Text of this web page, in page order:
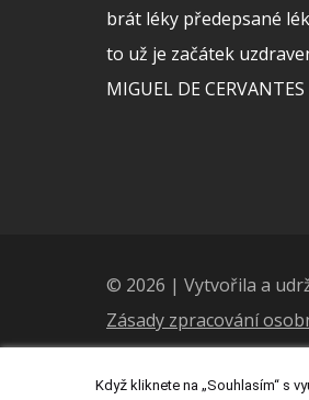
brát léky předepsané
to už je začátek
MIGUEL DE CERVANTES
© 2026 | Vytvořila a
Zásady zpracování
Když kliknete na „Souhlasím“ s